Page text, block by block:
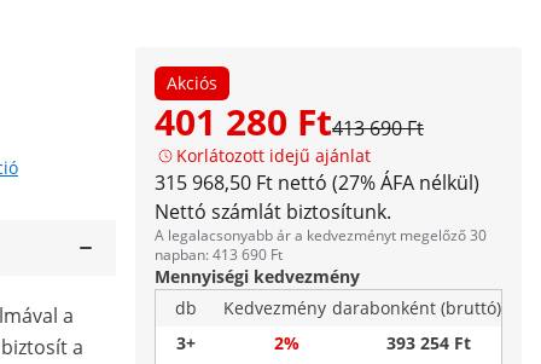
Akciós
401 280 Ft413 690 Ft
Korlátozott idejű ajánlat
315 968,50 Ft nettó (27% ÁFA nélkül)
Nettó számlát biztosítunk.
A legalacsonyabb ár a kedvezményt megelőző 30
napban: 413 690 Ft
Mennyiségi kedvezmény
db
Kedvezmény darabonként (bruttó)
3+
2%
393 254 Ft
a
a